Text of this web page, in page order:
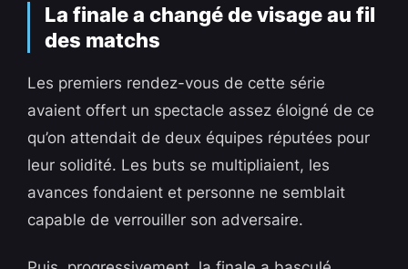
La finale a changé de visage au fil
des matchs
Les premiers rendez-vous de cette série
avaient offert un spectacle assez éloigné de ce
qu’on attendait de deux équipes réputées pour
leur solidité. Les buts se multipliaient, les
avances fondaient et personne ne semblait
capable de verrouiller son adversaire.